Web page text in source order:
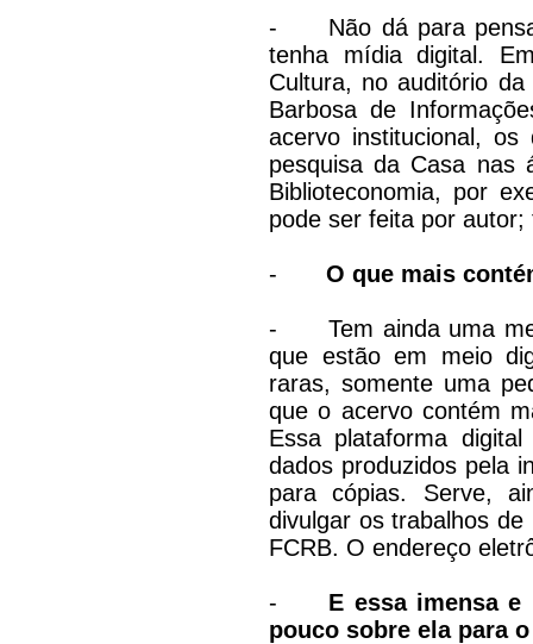
-
Não dá para
tenha mídia digital.
Cultura, no auditório
Barbosa de
acervo institucional, os
pesquisa da Casa nas
Biblioteconomia, por
pode ser feita por
- O que mais
-
Tem ainda uma
que estão em meio
raras, somente uma
que o acervo contém
Essa plataforma
dados produzidos pela
para cópias. Serve,
divulgar os trabalhos
FCRB. O endereço
-
E essa imensa e
pouco sobre ela para